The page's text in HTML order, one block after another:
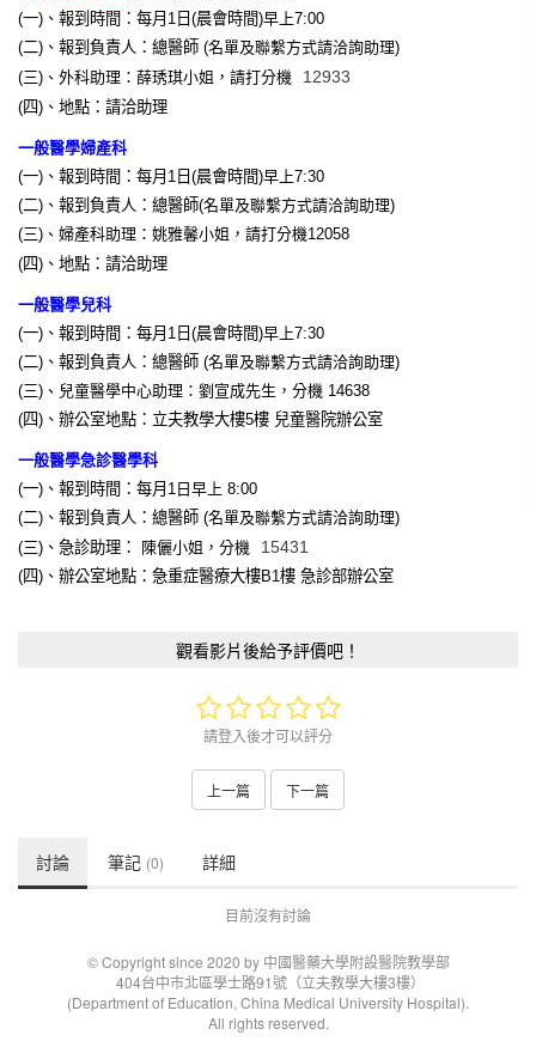
(一) 、報到時間：每月 1 日 (晨會時間)早上7:00
(二) 、報到負責人：總醫師 (名單及聯繫方式請洽詢助理)
(三) 、外科助理：薛琇琪小姐，請打分機 12933
(四) 、地點： 請洽助理
一般醫學婦產科
(一) 、報到時間：每月 1 日 (晨會時間)早上7:30
(二) 、報到負責人：總醫師(名單及聯繫方式請洽詢助理)
(三) 、婦產科助理：姚雅馨小姐，請打分機12058
(四) 、地點： 請洽助理
一般醫學兒科
(一) 、報到時間：每月 1 日 (晨會時間)早上7:30
(二) 、報到負責人：總醫師 (名單及聯繫方式請洽詢助理)
(三) 、兒童醫學中心助理：劉宣成先生，分機 14638
(四) 、辦公室地點：立夫教學大樓5樓 兒童醫院辦公室
一般醫學急診醫學科
(一) 、報到時間：每月 1 日早上 8:00
(二) 、報到負責人：總醫師 (名單及聯繫方式請洽詢助理)
(三) 、急診助理： 陳儷小姐，分機 15431
(四) 、辦公室地點：急重症醫療大樓B1樓 急診部辦公室
觀看影片後給予評價吧！
請登入後才可以評分
上一篇 下一篇
討論 筆記 (0) 詳細
目前沒有討論
© Copyright since 2020 by 中國醫藥大學附設醫院教學部
404台中市北區學士路91號（立夫教學大樓3樓）
(Department of Education, China Medical University Hospital).
All rights reserved.